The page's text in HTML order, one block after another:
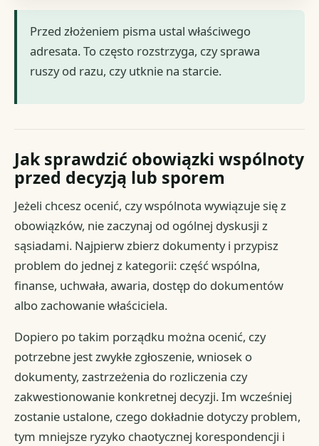
Przed złożeniem pisma ustal właściwego
adresata. To często rozstrzyga, czy sprawa
ruszy od razu, czy utknie na starcie.
Jak sprawdzić obowiązki wspólnoty
przed decyzją lub sporem
Jeżeli chcesz ocenić, czy wspólnota wywiązuje się z
obowiązków, nie zaczynaj od ogólnej dyskusji z
sąsiadami. Najpierw zbierz dokumenty i przypisz
problem do jednej z kategorii: część wspólna,
finanse, uchwała, awaria, dostęp do dokumentów
albo zachowanie właściciela.
Dopiero po takim porządku można ocenić, czy
potrzebne jest zwykłe zgłoszenie, wniosek o
dokumenty, zastrzeżenia do rozliczenia czy
zakwestionowanie konkretnej decyzji. Im wcześniej
zostanie ustalone, czego dokładnie dotyczy problem,
tym mniejsze ryzyko chaotycznej korespondencji i